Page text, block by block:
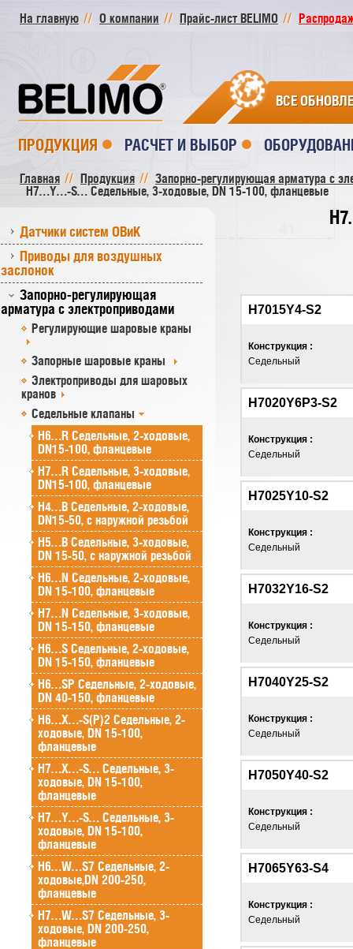
На главную О компании Прайс-лист BELIMO
ВСЕ
ПРОДУКЦИЯ РАСЧЕТ И ВЫБОР
Главная Продукция
Запорно-регулирующая арматура с
H7…Y…-S… Седельные, 3-ходовые, DN 15-100, фланцевые
Датчики систем ОВиК
Приводы для воздушных
заслонок
Запорно-регулирующая
арматура с электроприводами
Регулирующие шаровые краны
Запорные шаровые краны
Электроприводы для шаровых
кранов
Седельные клапаны
H6…R Седельные, 2-ходовые,
DN15-100, фланцевые
H7…R Седельные, 3-ходовые,
DN15-100, фланцевые
H4…B Седельные, 2-ходовые,
DN15-50, с наружной резьбой
H5…B Седельные, 3-ходовые,
DN 15-50, с наружной резьбой
H6…N Седельные, 2-ходовые,
DN 15-100, фланцевые
H7…N Седельные, 3-ходовые,
DN 15-150, фланцевые
H6…S Седельные, 2-ходовые,
DN 15-150, фланцевые
H6…SP Седельные, 2-ходовые,
DN 40-150, фланцевые
H6…X…-S(P)2 Седельные, 2-
ходовые, DN 15-100,
фланцевые
H7…X…-S… Седельные, 3-
ходовые, DN 15-100,
фланцевые
H7…Y…-S… Седельные, 3-
ходовые, DN 15-100,
фланцевые
H6…W…S7 Седельные, 2-
ходовые,DN 200-250,
фланцевые
H7…W…S7 Седельные, 3-
ходовые, DN 200-250,
фланцевые
H7015Y4-S2
Конструкция :
Седельный
H7020Y6P3-S2
Конструкция :
Седельный
H7025Y10-S2
Конструкция :
Седельный
H7032Y16-S2
Конструкция :
Седельный
H7040Y25-S2
Конструкция :
Седельный
H7050Y40-S2
Конструкция :
Седельный
H7065Y63-S4
Конструкция :
Седельный